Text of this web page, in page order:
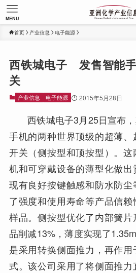
MENU
首页 产业信息 电子能源
西铁城电子 发售智能
关
产业信息 电子能源 2015年5月28日
西铁城电子3月25日宣布，
手机的两种世界顶级的超薄
开关（侧按型和顶按型）。
机和可穿戴设备的薄型化做
现有良好按键触感和防水防
了强度和使用寿命等产品信
样品。侧按型优化了内部簧
品削减13%，薄度实现了
是采用转换侧面推力，再作
式。该公司采用了将侧面推